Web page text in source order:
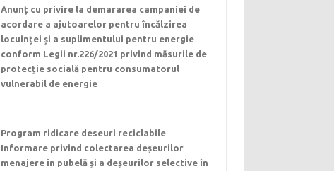
Anunț cu privire la demararea campaniei de
acordare a ajutoarelor pentru încălzirea
locuinței și a suplimentului pentru energie
conform Legii nr.226/2021 privind măsurile de
protecție socială pentru consumatorul
vulnerabil de energie
Program ridicare deseuri reciclabile
Informare privind colectarea deșeurilor
menajere în pubelă și a deșeurilor selective în